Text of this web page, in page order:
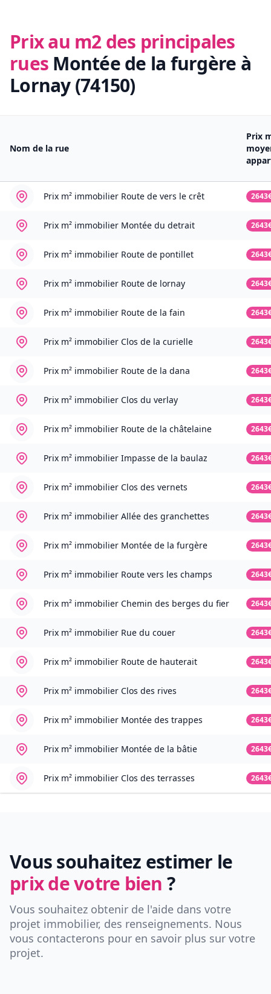
Prix au m2 des principales
rues Montée de la furgère à
Lornay (74150)
Nom de la rue
Prix
Prix m² immobilier Route de vers le crêt
Prix m² immobilier Montée du detrait
Prix m² immobilier Route de pontillet
Prix m² immobilier Route de lornay
Prix m² immobilier Route de la fain
Prix m² immobilier Clos de la curielle
Prix m² immobilier Route de la dana
Prix m² immobilier Clos du verlay
Prix m² immobilier Route de la châtelaine
Prix m² immobilier Impasse de la baulaz
Prix m² immobilier Clos des vernets
Prix m² immobilier Allée des granchettes
Prix m² immobilier Montée de la furgère
Prix m² immobilier Route vers les champs
Prix m² immobilier Chemin des berges du fier
Prix m² immobilier Rue du couer
Prix m² immobilier Route de hauterait
Prix m² immobilier Clos des rives
Prix m² immobilier Montée des trappes
Prix m² immobilier Montée de la bâtie
Prix m² immobilier Clos des terrasses
Vous souhaitez estimer le
prix de votre bien ?
Vous souhaitez obtenir de l'aide dans votre
projet immobilier, des renseignements. Nous
vous contacterons pour en savoir plus sur votre
projet.